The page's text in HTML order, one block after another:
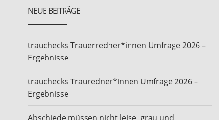
NEUE BEITRÄGE
trauchecks Trauerredner*innen Umfrage 2026 –
Ergebnisse
trauchecks Trauredner*innen Umfrage 2026 –
Ergebnisse
Abschiede müssen nicht leise, grau und